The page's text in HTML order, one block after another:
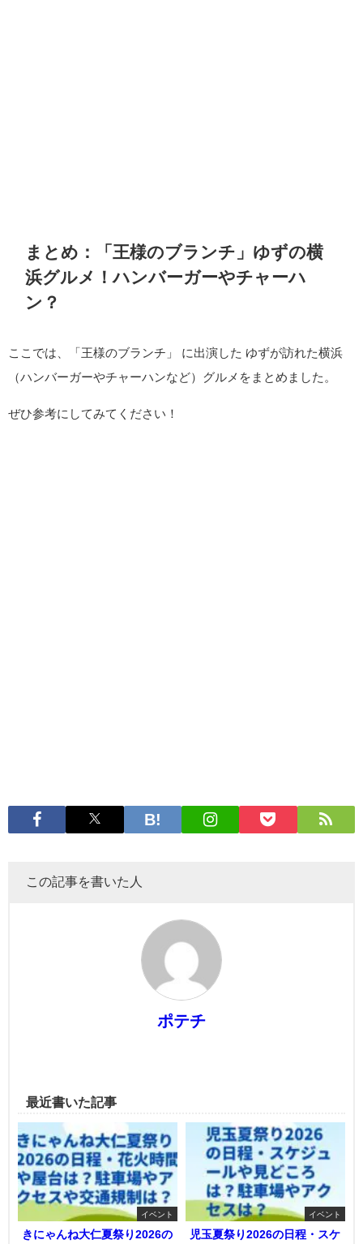
まとめ：「王様のブランチ」ゆずの横
浜グルメ！ハンバーガーやチャーハ
ン？
ここでは、「王様のブランチ」 に出演した ゆずが訪れた横浜
（ハンバーガーやチャーハンなど）グルメをまとめました。
ぜひ参考にしてみてください！
この記事を書いた人
ポテチ
最近書いた記事
イベント
きにゃんね大仁夏祭り2026の
イベント
児玉夏祭り2026の日程・スケ